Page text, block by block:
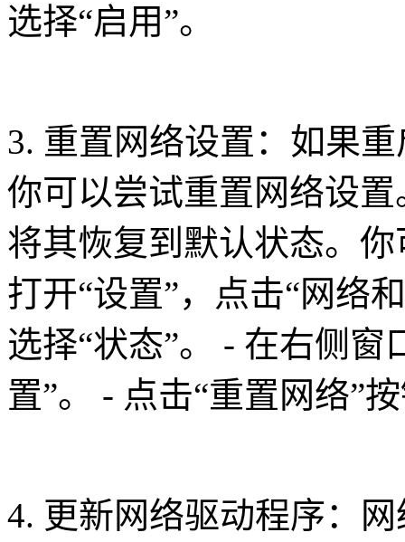
选择“启用”。
3. 重置网络设置：如果
你可以尝试重置网络设
将其恢复到默认状态。
打开“设置”，点击“网络
选择“状态”。 - 在右侧
置”。 - 点击“重置网络”
4. 更新网络驱动程序：